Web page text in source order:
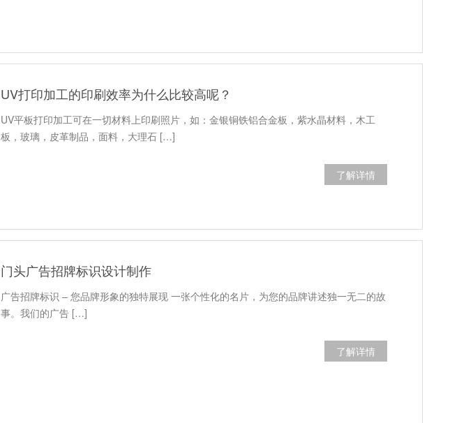
UV打印加工的印刷效率为什么比较高呢？
UV平板打印加工可在一切材料上印刷照片，如：金银铜铁铝合金板，紫水晶材料，木工
板，玻璃，皮革制品，面料，大理石 […]
了解详情
门头广告招牌标识设计制作
广告招牌标识 – 您品牌形象的独特展现 一张个性化的名片，为您的品牌讲述独一无二的故
事。我们的广告 […]
了解详情